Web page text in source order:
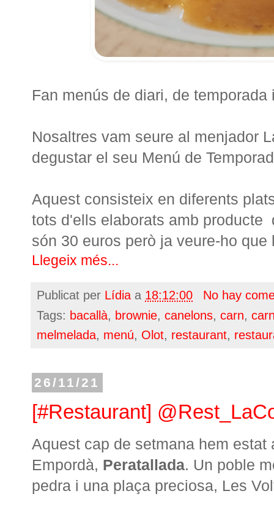
Fan menús de diari, de
Nosaltres vam seure al menjador
degustar el seu Menú de
Aquest consisteix en diferents
tots d'ells elaborats amb producte
són 30 euros però ja veure-ho
Llegeix més...
Publicat per Lídia a 18:12:00
No hay
Tags: bacallà, brownie, canelons, carn,
melmelada, menú, Olot, restaurant,
26/11/21
[#Restaurant]
Aquest cap de setmana hem
Empordà, Peratallada. Un poble
pedra i una plaça preciosa, Les